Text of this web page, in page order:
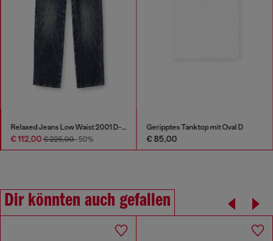
Relaxed Jeans Low Waist 2001 D-Macro
€ 112,00€ 225,00-50%
Geripptes Tanktop mit Oval D
€ 85,00
Dir könnten auch gefallen